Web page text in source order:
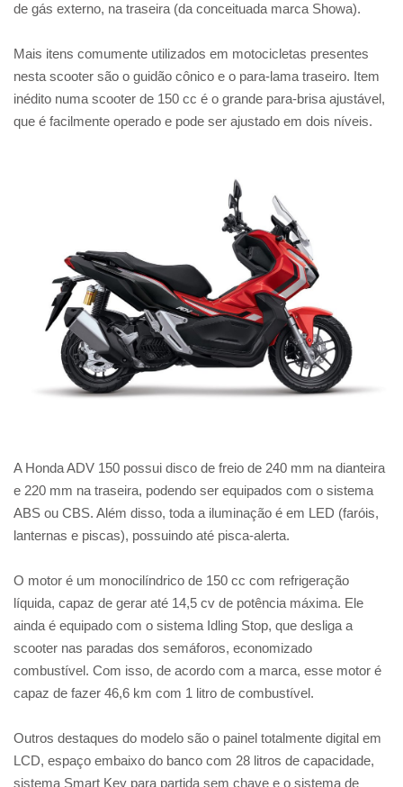
de gás externo, na traseira (da conceituada marca Showa).
Mais itens comumente utilizados em motocicletas presentes
nesta scooter são o guidão cônico e o para-lama traseiro. Item
inédito numa scooter de 150 cc é o grande para-brisa ajustável,
que é facilmente operado e pode ser ajustado em dois níveis.
A Honda ADV 150 possui disco de freio de 240 mm na dianteira
e 220 mm na traseira, podendo ser equipados com o sistema
ABS ou CBS. Além disso, toda a iluminação é em LED (faróis,
lanternas e piscas), possuindo até pisca-alerta.
O motor é um monocilíndrico de 150 cc com refrigeração
líquida, capaz de gerar até 14,5 cv de potência máxima. Ele
ainda é equipado com o sistema Idling Stop, que desliga a
scooter nas paradas dos semáforos, economizado
combustível. Com isso, de acordo com a marca, esse motor é
capaz de fazer 46,6 km com 1 litro de combustível.
Outros destaques do modelo são o painel totalmente digital em
LCD, espaço embaixo do banco com 28 litros de capacidade,
sistema Smart Key para partida sem chave e o sistema de